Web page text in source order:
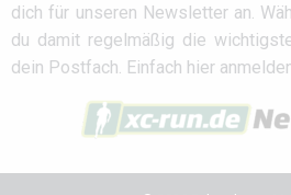
dich für unseren Newsletter an.
du damit regelmäßig die
dein Postfach. Einfach hier